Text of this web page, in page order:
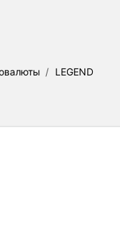
/ LEGEND